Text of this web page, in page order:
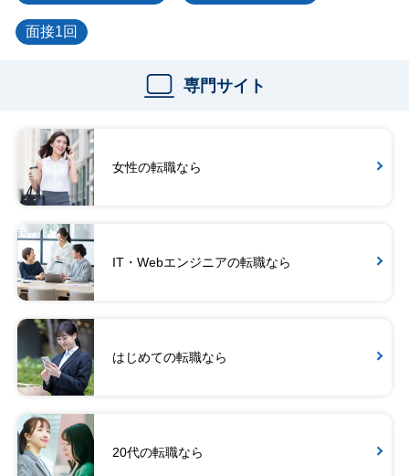
面接1回
専門サイト
女性の転職なら
IT・Webエンジニアの転職なら
はじめての転職なら
20代の転職なら